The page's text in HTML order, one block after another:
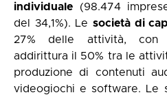
individuale (98.474
del 34,1%). Le società di
27% delle attività, con
addirittura il 50% tra le
produzione di contenuti
videogiochi e software. Le